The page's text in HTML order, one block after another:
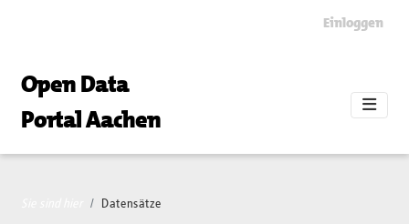
Einloggen
Open Data
Portal Aachen
Datensätze